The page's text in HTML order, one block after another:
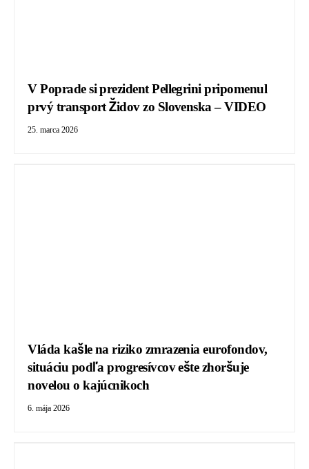
V Poprade si prezident Pellegrini pripomenul
prvý transport Židov zo Slovenska – VIDEO
25. marca 2026
Vláda kašle na riziko zmrazenia eurofondov,
situáciu podľa progresívcov ešte zhoršuje
novelou o kajúcnikoch
6. mája 2026